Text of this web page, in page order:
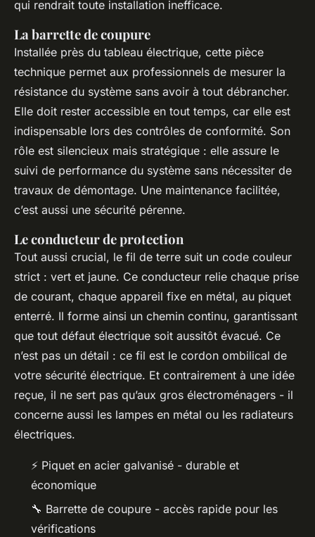
qui rendrait toute installation inefficace.
La barrette de coupure
Installée près du tableau électrique, cette pièce
technique permet aux professionnels de mesurer la
résistance du système sans avoir à tout débrancher.
Elle doit rester accessible en tout temps, car elle est
indispensable lors des contrôles de conformité. Son
rôle est silencieux mais stratégique : elle assure le
suivi de performance du système sans nécessiter de
travaux de démontage. Une maintenance facilitée,
c’est aussi une sécurité pérenne.
Le conducteur de protection
Tout aussi crucial, le fil de terre suit un code couleur
strict : vert et jaune. Ce conducteur relie chaque prise
de courant, chaque appareil fixe en métal, au piquet
enterré. Il forme ainsi un chemin continu, garantissant
que tout défaut électrique soit aussitôt évacué. Ce
n’est pas un détail : ce fil est le cordon ombilical de
votre sécurité électrique. Et contrairement à une idée
reçue, il ne sert pas qu’aux gros électroménagers - il
concerne aussi les lampes en métal ou les radiateurs
électriques.
⚡ Piquet en acier galvanisé - durable et
économique
🔧 Barrette de coupure - accès rapide pour les
vérifications